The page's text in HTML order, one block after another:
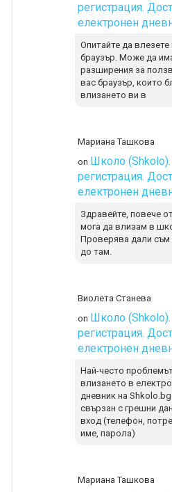
регистрация.
електронен
Опитайте да влезете
браузър. Може да
разширения за
вас браузър, които
влизането ви в
Мариана Ташкова
on Школо (Shkolo).
регистрация.
електронен
Здравейте, повече
мога да влизам в
Проверява дали съм
до там.
Виолета Станева
on Школо (Shkolo).
регистрация.
електронен
Най-често
влизането в
дневник на Shkolo.bg
свързан с грешни
вход (телефон,
име, парола)
Мариана Ташкова